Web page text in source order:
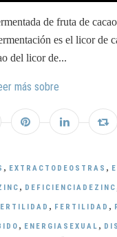
de fruta de
es el licor de
del licor de...
más sobre
, EXTRACTODEOSTRAS ,
, DEFICIENCIADEZINC
, FERTILIDAD ,
, ENERGIASEXUAL ,